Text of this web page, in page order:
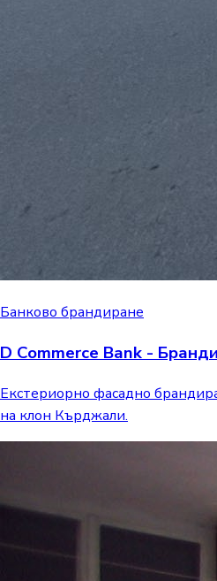
Банково брандиране
D Commerce Bank -
Екстериорно фасадно
на клон Кърджали.